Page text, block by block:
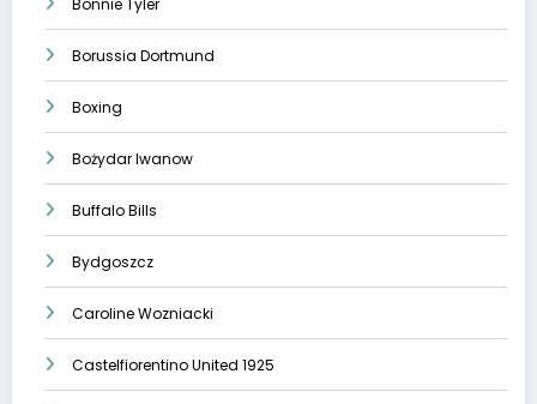
Bonnie Tyler
Borussia Dortmund
Boxing
Bożydar Iwanow
Buffalo Bills
Bydgoszcz
Caroline Wozniacki
Castelfiorentino United 1925